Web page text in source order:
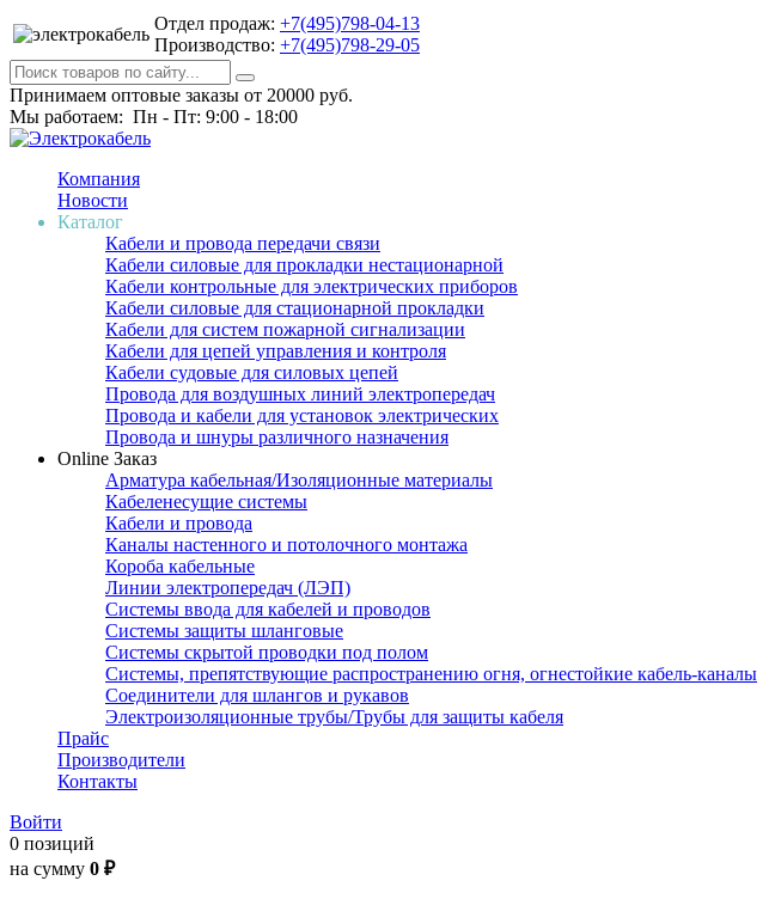
Отдел продаж: +7(495)798-04-13
Производство: +7(495)798-29-05
Принимаем оптовые заказы от 20000 руб.
Мы работаем: Пн - Пт: 9:00 - 18:00
Компания
Новости
Каталог
Кабели и провода передачи связи
Кабели силовые для прокладки нестационарной
Кабели контрольные для электрических приборов
Кабели силовые для стационарной прокладки
Кабели для систем пожарной сигнализации
Кабели для цепей управления и контроля
Кабели судовые для силовых цепей
Провода для воздушных линий электропередач
Провода и кабели для установок электрических
Провода и шнуры различного назначения
Online Заказ
Арматура кабельная/Изоляционные материалы
Кабеленесущие системы
Кабели и провода
Каналы настенного и потолочного монтажа
Короба кабельные
Линии электропередач (ЛЭП)
Системы ввода для кабелей и проводов
Системы защиты шланговые
Системы скрытой проводки под полом
Системы, препятствующие распространению огня, огнестойкие кабель-каналы
Соединители для шлангов и рукавов
Электроизоляционные трубы/Трубы для защиты кабеля
Прайс
Производители
Контакты
Войти
0 позиций
на сумму 0 ₽